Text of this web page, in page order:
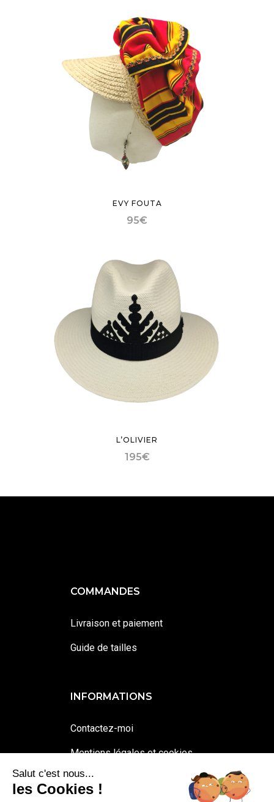
EVY FOUTA
95€
L’OLIVIER
195€
COMMANDES
Livraison et paiement
Guide de tailles
INFORMATIONS
Contactez-moi
Mentions légales et cookies
Conditions générales de vente
Salut c'est nous...
les Cookies !